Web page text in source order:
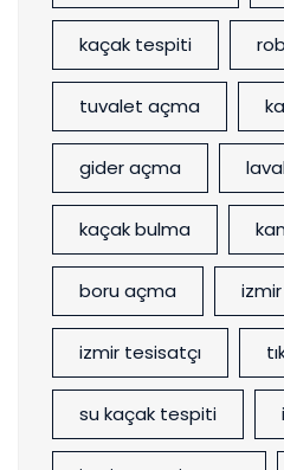
kaçak tespiti
tuvalet açma
gider açma
kaçak bulma
boru açma
izmir tesisatçı
su kaçak tespiti